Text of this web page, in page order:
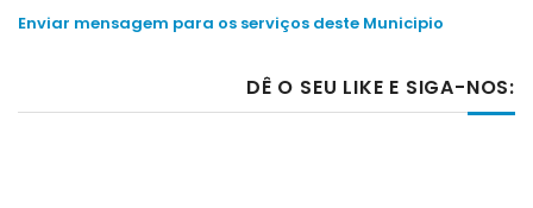
Enviar mensagem para os serviços deste Municipio
DÊ O SEU LIKE E SIGA-NOS: